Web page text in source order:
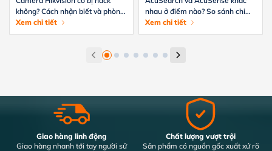
không? Cách nhận biết và phòng
tránh hiệu quả
Xem chi tiết
nhau ở điểm nào? So sánh chi
tiết từ A-Z
Xem chi tiết
Giao hàng linh động
Giao hàng nhanh tới tay người sử
Chất lượng vượt trội
Sản phẩm có nguồn gốc xuất xứ rõ